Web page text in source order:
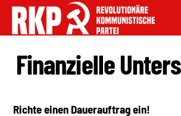
Finanzielle
Richte einen Dauerauftrag ein!